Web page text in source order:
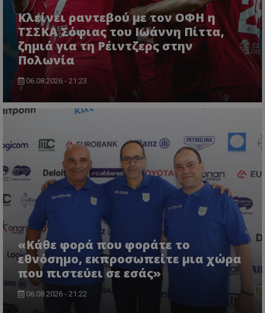
Κλείνει ραντεβού με τον ΟΦΗ η
ΤΣΣΚΑ Σόφιας του Ιωάννη Πίττα,
ζημιά για τη Ρέιντζερς στην
Πολωνία
06.08.2026 - 21:23
«Κάθε φορά που φοράτε το
εθνόσημο, εκπροσωπείτε μια χώρα
που πιστεύει σε εσάς»
06.08.2026 - 21:22